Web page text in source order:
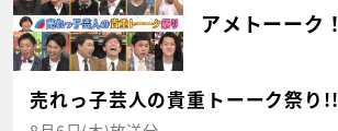
アメトーーク！
売れっ子芸人の貴重トーーク祭り!!